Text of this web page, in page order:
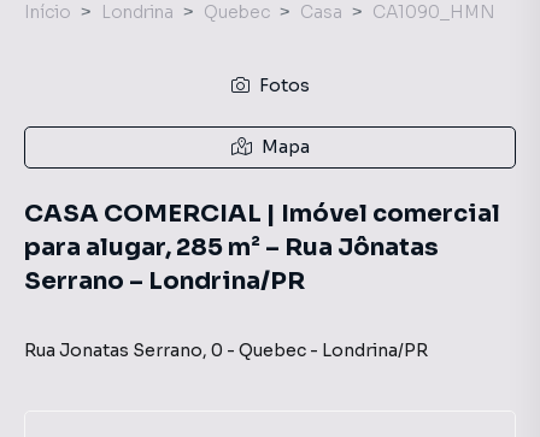
Início Londrina Quebec Casa CA1090_HMN
Fotos
Mapa
CASA COMERCIAL | Imóvel comercial
para alugar, 285 m² – Rua Jônatas
Serrano – Londrina/PR
Rua Jonatas Serrano, 0 - Quebec - Londrina/PR